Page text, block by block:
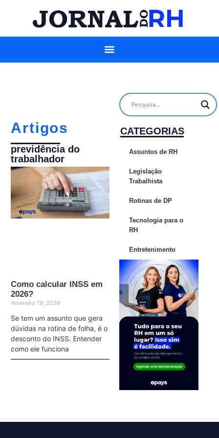
Artigos
previdência do
trabalhador
Como calcular INSS em
2026?
fevereiro 19, 2026
Se tem um assunto que gera
dúvidas na rotina de folha, é o
desconto do INSS. Entender
como ele funciona
CATEGORIAS
Assuntos de RH
Legislação
Trabalhista
Rotinas de DP
Tecnologia para o
RH
Entretenimento